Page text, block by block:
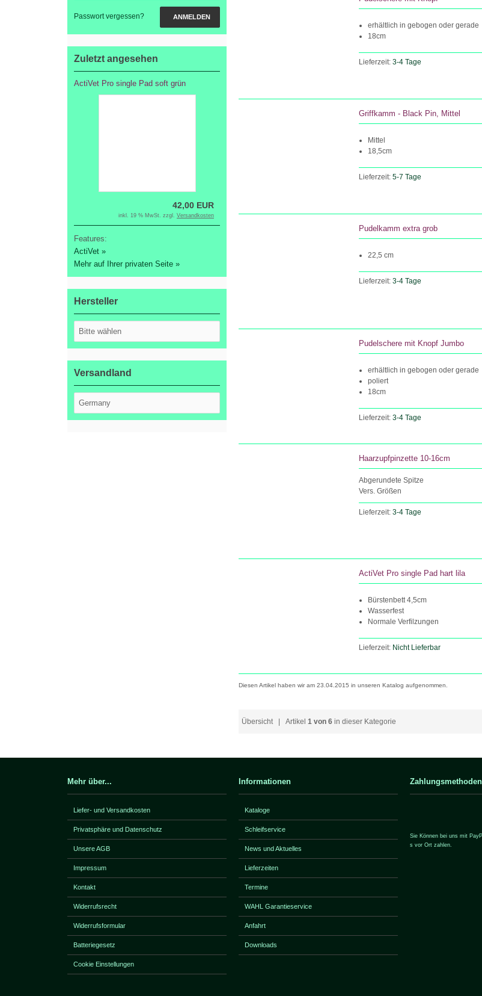
erhältlich in gebogen oder gerade
18cm
Lieferzeit:3-4 Tage
Griffkamm - Black Pin, Mittel
Mittel
18,5cm
Lieferzeit:5-7 Tage
Pudelkamm extra grob
22,5 cm
Lieferzeit:3-4 Tage
Pudelschere mit Knopf Jumbo
erhältlich in gebogen oder gerade
poliert
18cm
Lieferzeit:3-4 Tage
Haarzupfpinzette 10-16cm
Abgerundete Spitze
Vers. Größen
Lieferzeit:3-4 Tage
ActiVet Pro single Pad hart lila
Bürstenbett 4,5cm
Wasserfest
Normale Verfilzungen
Lieferzeit: Nicht Lieferbar
Diesen Artikel haben wir am 23.04.2015 in unseren Katalog aufgenommen.
Übersicht| Artikel 1 von 6 in dieser Kategorie
Passwort vergessen? ANMELDEN
Zuletzt angesehen
ActiVet Pro single Pad soft grün
42,00 EUR
inkl. 19 % MwSt. zzgl. Versandkosten
Features:
ActiVet »
Mehr auf Ihrer privaten Seite »
Hersteller
Versandland
Mehr über...
Liefer- und Versandkosten
Privatsphäre und Datenschutz
Unsere AGB
Impressum
Kontakt
Widerrufsrecht
Widerrufsformular
Batteriegesetz
Cookie Einstellungen
Informationen
Kataloge
Schleifservice
News und Aktuelles
Lieferzeiten
Termine
WAHL Garantieservice
Anfahrt
Downloads
Zahlungsmethoden
Sie Können bei uns mit
s vor Ort zahlen.